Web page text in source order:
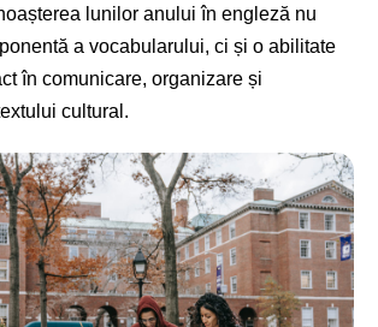
lunilor anului în engleză nu
a vocabularului, ci și o abilitate
în comunicare, organizare și
cultural.